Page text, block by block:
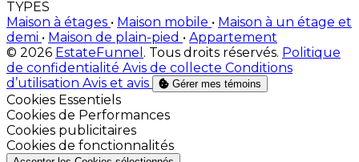
TYPES
Maison à étages • Maison mobile • Maison à un étage et
demi • Maison de plain-pied • Appartement
© 2026 EstateFunnel . Tous droits réservés. Politique
de confidentialité Avis de collecte Conditions
d’utilisation Avis et avis Gérer mes témoins
Activer
Cookies Essentiels
Activer
Cookies de Performances
Activer
Cookies publicitaires
Activer
Cookies de fonctionnalités